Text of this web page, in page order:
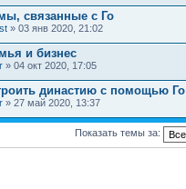
связанные с Го
» 03 янв 2020, 21:02
и бизнес
» 04 окт 2020, 17:05
династию с помощью Го
» 27 май 2020, 13:37
Показать темы за: